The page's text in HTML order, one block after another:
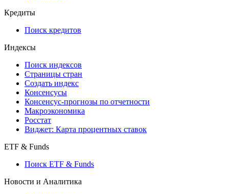
Кредиты
Поиск кредитов
Индексы
Поиск индексов
Страницы стран
Создать индекс
Консенсусы
Консенсус-прогнозы по отчетности
Макроэкономика
Росстат
Виджет: Карта процентных ставок
ETF & Funds
Поиск ETF & Funds
Новости и Аналитика